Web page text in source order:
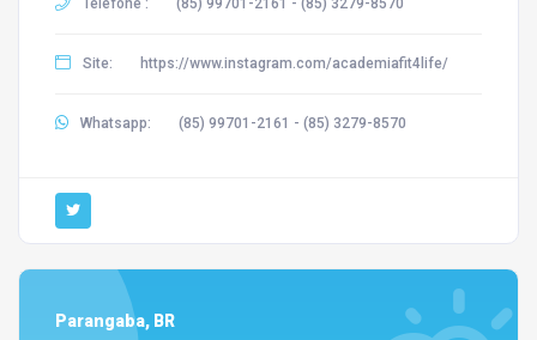
Site: https://www.instagram.com/academiafit4life/
Whatsapp: (85) 99701-2161 - (85) 3279-8570
Parangaba, BR